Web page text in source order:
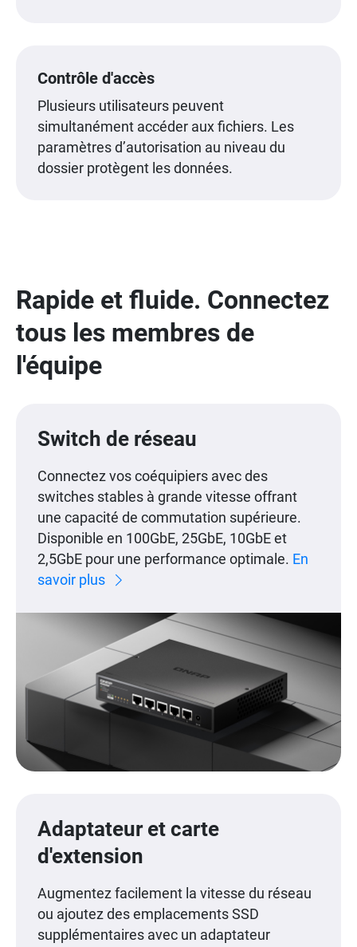
Contrôle d'accès
Plusieurs utilisateurs peuvent
simultanément accéder aux fichiers. Les
paramètres d’autorisation au niveau du
dossier protègent les données.
Rapide et fluide. Connectez
tous les membres de
l'équipe
Switch de réseau
Connectez vos coéquipiers avec des
switches stables à grande vitesse offrant
une capacité de commutation supérieure.
Disponible en 100GbE, 25GbE, 10GbE et
2,5GbE pour une performance optimale. En
savoir plus
Adaptateur et carte
d'extension
Augmentez facilement la vitesse du réseau
ou ajoutez des emplacements SSD
supplémentaires avec un adaptateur